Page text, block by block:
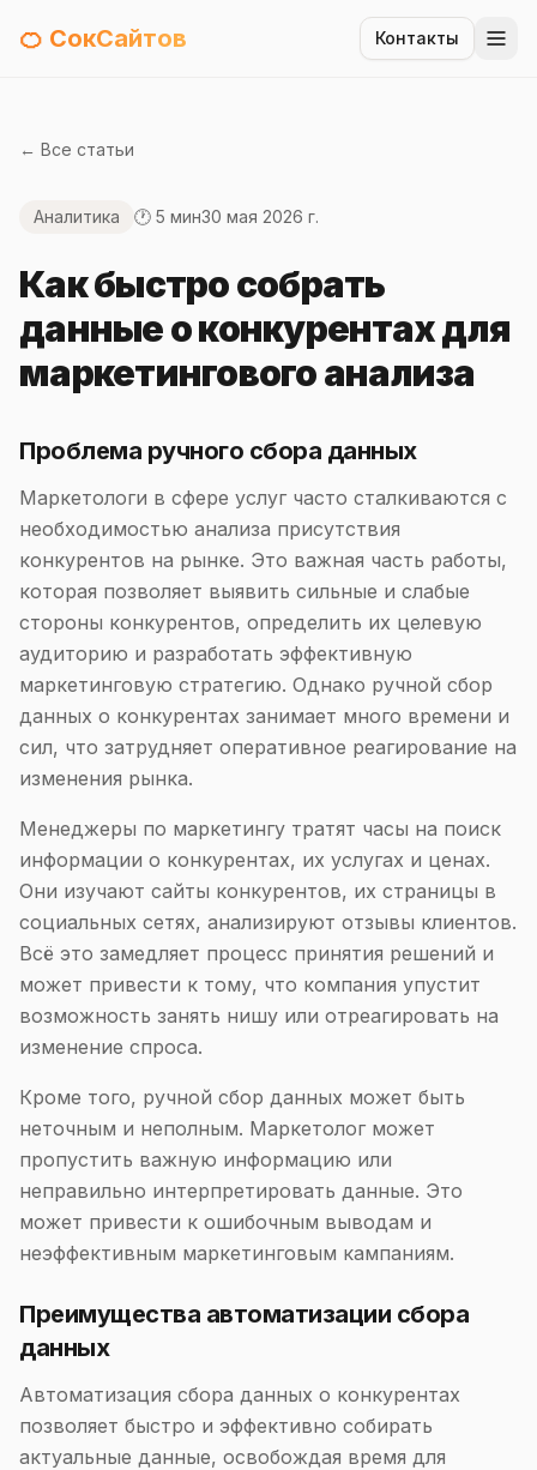
🍊 СокСайтов Контакты
← Все статьи
Аналитика 🕐 5 мин30 мая 2026 г.
Как быстро собрать
данные о конкурентах для
маркетингового анализа
Проблема ручного сбора данных
Маркетологи в сфере услуг часто сталкиваются с
необходимостью анализа присутствия
конкурентов на рынке. Это важная часть работы,
которая позволяет выявить сильные и слабые
стороны конкурентов, определить их целевую
аудиторию и разработать эффективную
маркетинговую стратегию. Однако ручной сбор
данных о конкурентах занимает много времени и
сил, что затрудняет оперативное реагирование на
изменения рынка.
Менеджеры по маркетингу тратят часы на поиск
информации о конкурентах, их услугах и ценах.
Они изучают сайты конкурентов, их страницы в
социальных сетях, анализируют отзывы клиентов.
Всё это замедляет процесс принятия решений и
может привести к тому, что компания упустит
возможность занять нишу или отреагировать на
изменение спроса.
Кроме того, ручной сбор данных может быть
неточным и неполным. Маркетолог может
пропустить важную информацию или
неправильно интерпретировать данные. Это
может привести к ошибочным выводам и
неэффективным маркетинговым кампаниям.
Преимущества автоматизации сбора
данных
Автоматизация сбора данных о конкурентах
позволяет быстро и эффективно собирать
актуальные данные, освобождая время для